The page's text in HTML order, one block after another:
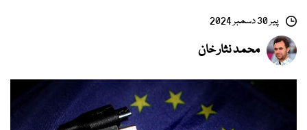
پیر 30 دسمبر 2024
محمد نثار خان